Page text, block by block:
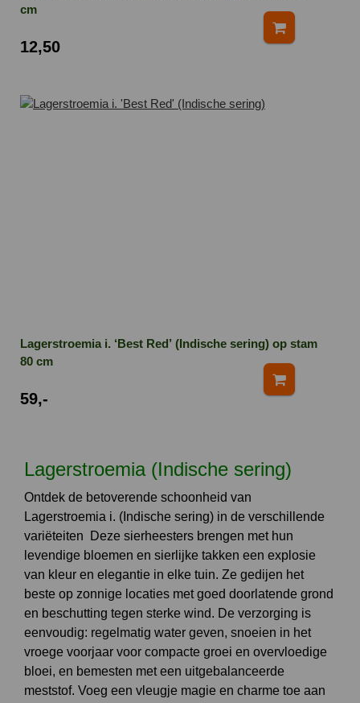
cm
12,50
Lagerstroemia i. ‘Best Red’ (Indische sering) op stam
80 cm
59,-
Lagerstroemia (Indische sering)
Ontdek de betoverende schoonheid van
Lagerstroemia i. (Indische sering) in de verschillende
variëteiten Deze sierheesters brengen met hun
levendige bloemen en sierlijke takken een explosie
van kleur en elegantie in elke tuin. Ze gedijen het
beste op zonnige locaties met goed doorlatende grond
en beschutting tegen sterke wind. De verzorging is
eenvoudig: regelmatig water geven, snoeien in het
vroege voorjaar voor compacte groei en overvloedige
bloei, en bemesten met een uitgebalanceerde
meststof. Voeg een vleugje magie en charme toe aan